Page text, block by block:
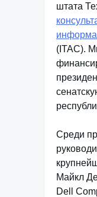
штата
(ITAC).
Среди
Майкл
Dell